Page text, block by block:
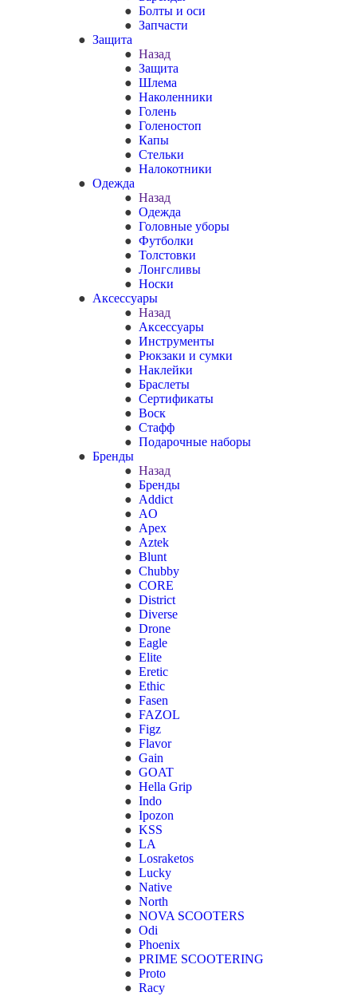
Болты и оси
Запчасти
Защита
Назад
Защита
Шлема
Наколенники
Голень
Голеностоп
Капы
Стельки
Налокотники
Одежда
Назад
Одежда
Головные уборы
Футболки
Толстовки
Лонгсливы
Носки
Аксессуары
Назад
Аксессуары
Инструменты
Рюкзаки и сумки
Наклейки
Браслеты
Сертификаты
Воск
Стафф
Подарочные наборы
Бренды
Назад
Бренды
Addict
AO
Apex
Aztek
Blunt
Chubby
CORE
District
Diverse
Drone
Eagle
Elite
Eretic
Ethic
Fasen
FAZOL
Figz
Flavor
Gain
GOAT
Hella Grip
Indo
Ipozon
KSS
LA
Losraketos
Lucky
Native
North
NOVA SCOOTERS
Odi
Phoenix
PRIME SCOOTERING
Proto
Racy